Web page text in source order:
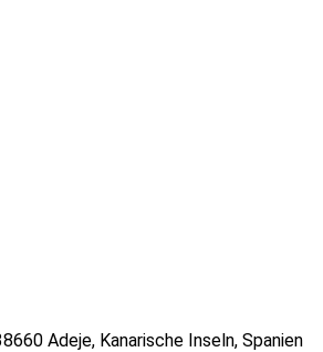
Adeje, Kanarische Inseln, Spanien